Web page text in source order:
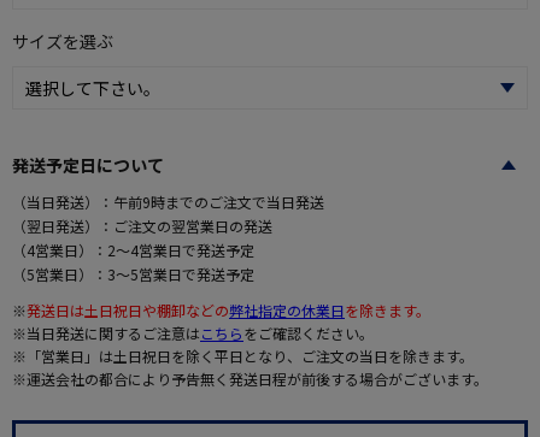
サイズを選ぶ
発送予定日について
（当日発送）：午前9時までのご注文で当日発送
（翌日発送）：ご注文の翌営業日の発送
（4営業日）：2～4営業日で発送予定
（5営業日）：3～5営業日で発送予定
※発送日は土日祝日や棚卸などの弊社指定の休業日を除きます。
※当日発送に関するご注意はこちらをご確認ください。
※「営業日」は土日祝日を除く平日となり、ご注文の当日を除きます。
※運送会社の都合により予告無く発送日程が前後する場合がございます。